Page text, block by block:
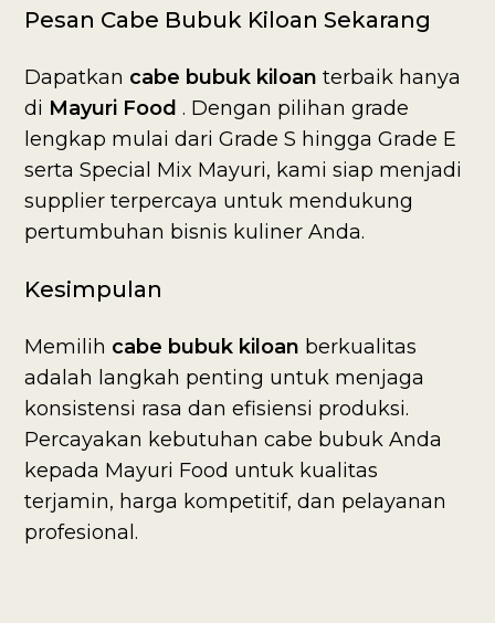
Pesan Cabe Bubuk Kiloan Sekarang
Dapatkan cabe bubuk kiloan terbaik hanya
di Mayuri Food . Dengan pilihan grade
lengkap mulai dari Grade S hingga Grade E
serta Special Mix Mayuri, kami siap menjadi
supplier terpercaya untuk mendukung
pertumbuhan bisnis kuliner Anda.
Kesimpulan
Memilih cabe bubuk kiloan berkualitas
adalah langkah penting untuk menjaga
konsistensi rasa dan efisiensi produksi.
Percayakan kebutuhan cabe bubuk Anda
kepada Mayuri Food untuk kualitas
terjamin, harga kompetitif, dan pelayanan
profesional.